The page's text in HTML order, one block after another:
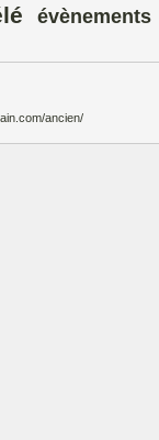
évènements
ancien/